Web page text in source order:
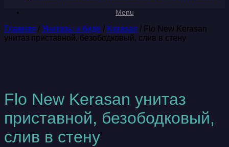
Menu
Главная / Унитазы и биде / Kerasan / Flo New Kerasan
унитаз приставной, безободковый, слив в стену
Flo New Kerasan унитаз
приставной, безободковый,
слив в стену